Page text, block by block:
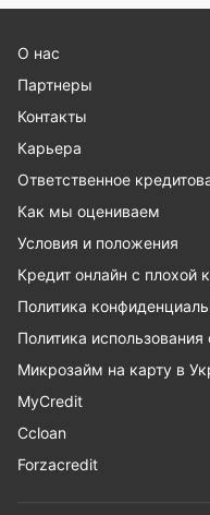
О нас
Партнеры
Контакты
Карьера
Ответственное
Как мы оцениваем
Условия и положения
Кредит онлайн с плохой
Политика
Политика использования
Микрозайм на карту в
MyCredit
Ccloan
Forzacredit